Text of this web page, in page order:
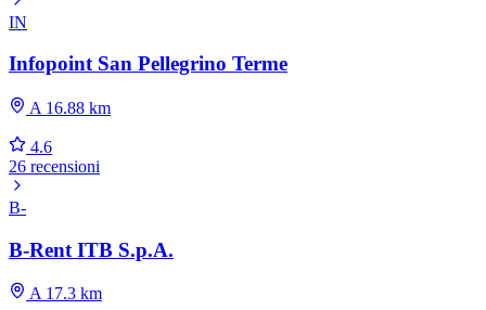
IN
Infopoint San Pellegrino Terme
A 16.88 km
4.6
26 recensioni
B-
B-Rent ITB S.p.A.
A 17.3 km